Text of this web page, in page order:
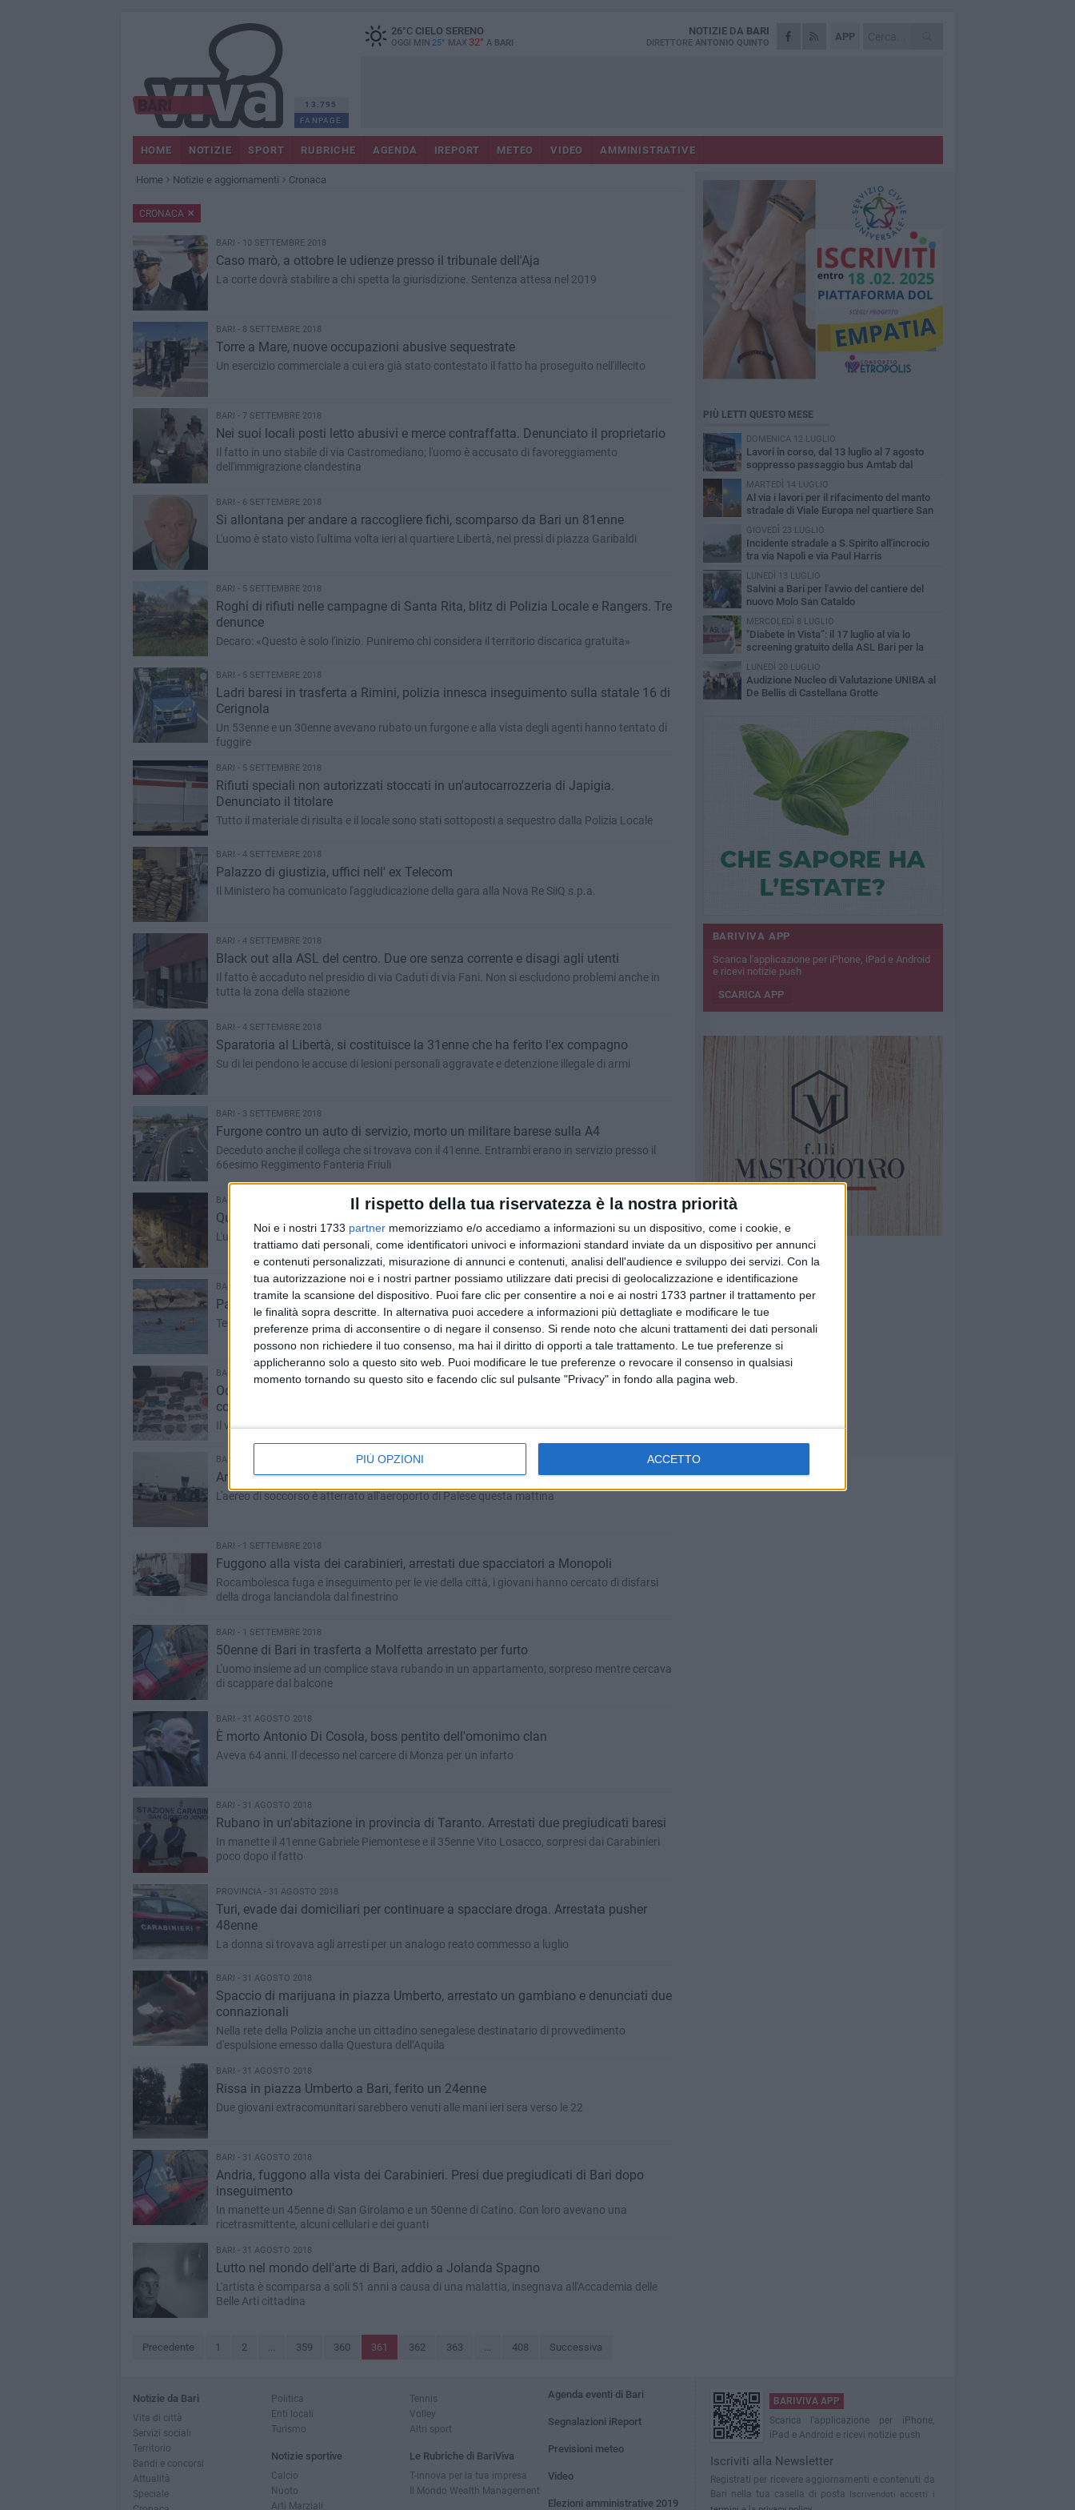
Il rispetto della tua riservatezza è la nostra priorità
Noi e i nostri 1733 partner memorizziamo e/o accediamo a informazioni su un dispositivo, come i cookie, e
trattiamo dati personali, come identificatori univoci e informazioni standard inviate da un dispositivo per annunci
e contenuti personalizzati, misurazione di annunci e contenuti, analisi dell'audience e sviluppo dei servizi. Con la
tua autorizzazione noi e i nostri partner possiamo utilizzare dati precisi di geolocalizzazione e identificazione
tramite la scansione del dispositivo. Puoi fare clic per consentire a noi e ai nostri 1733 partner il trattamento per
le finalità sopra descritte. In alternativa puoi accedere a informazioni più dettagliate e modificare le tue
preferenze prima di acconsentire o di negare il consenso. Si rende noto che alcuni trattamenti dei dati personali
possono non richiedere il tuo consenso, ma hai il diritto di opporti a tale trattamento. Le tue preferenze si
applicheranno solo a questo sito web. Puoi modificare le tue preferenze o revocare il consenso in qualsiasi
momento tornando su questo sito e facendo clic sul pulsante "Privacy" in fondo alla pagina web.
PIÙ OPZIONI ACCETTO
13.795
FANPAGE
26°CCIELO SERENO
OGGI MIN 25° MAX 32° A BARI
APP
NOTIZIE DA BARI
DIRETTORE ANTONIO QUINTO
HOME NOTIZIE SPORT RUBRICHE AGENDA IREPORT METEO VIDEO AMMINISTRATIVE
Home Notizie e aggiornamenti Cronaca
CRONACA
BARI - 10 SETTEMBRE 2018
Caso marò, a ottobre le udienze presso il tribunale dell'Aja
La corte dovrà stabilire a chi spetta la giurisdizione. Sentenza attesa nel 2019
BARI - 8 SETTEMBRE 2018
Torre a Mare, nuove occupazioni abusive sequestrate
Un esercizio commerciale a cui era già stato contestato il fatto ha proseguito nell'illecito
BARI - 7 SETTEMBRE 2018
Nei suoi locali posti letto abusivi e merce contraffatta. Denunciato il proprietario
Il fatto in uno stabile di via Castromediano; l'uomo è accusato di favoreggiamento
dell'immigrazione clandestina
BARI - 6 SETTEMBRE 2018
Si allontana per andare a raccogliere fichi, scomparso da Bari un 81enne
L'uomo è stato visto l'ultima volta ieri al quartiere Libertà, nei pressi di piazza Garibaldi
BARI - 5 SETTEMBRE 2018
Roghi di rifiuti nelle campagne di Santa Rita, blitz di Polizia Locale e Rangers. Tre
denunce
Decaro: «Questo è solo l'inizio. Puniremo chi considera il territorio discarica gratuita»
BARI - 5 SETTEMBRE 2018
Ladri baresi in trasferta a Rimini, polizia innesca inseguimento sulla statale 16 di
Cerignola
Un 53enne e un 30enne avevano rubato un furgone e alla vista degli agenti hanno tentato di
fuggire
BARI - 5 SETTEMBRE 2018
Rifiuti speciali non autorizzati stoccati in un'autocarrozzeria di Japigia.
Denunciato il titolare
Tutto il materiale di risulta e il locale sono stati sottoposti a sequestro dalla Polizia Locale
BARI - 4 SETTEMBRE 2018
Palazzo di giustizia, uffici nell' ex Telecom
Il Ministero ha comunicato l'aggiudicazione della gara alla Nova Re SiiQ s.p.a.
BARI - 4 SETTEMBRE 2018
Black out alla ASL del centro. Due ore senza corrente e disagi agli utenti
Il fatto è accaduto nel presidio di via Caduti di via Fani. Non si escludono problemi anche in
tutta la zona della stazione
BARI - 4 SETTEMBRE 2018
Sparatoria al Libertà, si costituisce la 31enne che ha ferito l'ex compagno
Su di lei pendono le accuse di lesioni personali aggravate e detenzione illegale di armi
BARI - 3 SETTEMBRE 2018
Furgone contro un auto di servizio, morto un militare barese sulla A4
Deceduto anche il collega che si trovava con il 41enne. Entrambi erano in servizio presso il
66esimo Reggimento Fanteria Friuli
BARI - 3 SETTEMBRE 2018
Quartiere Libertà, spara all'ex compagno che la perseguita
L'uomo era stato denunciato dalla donna diverse volte. Il ferimento è avvenuto in strada
BARI - 2 SETTEMBRE 2018
Pane e Pomodoro, turista salvata dagli «Angeli Pelosi»
Tempestivo l'intervento della Scuola Cani Salvataggio Nautico
BARI - 2 SETTEMBRE 2018
Occhiali da sole e borselli contraffatti. Scatta il sequestro della Polizia Locale in
corso Cavour
Il venditore si è dato alla fuga abbandonando la merce sul posto
BARI - 1 SETTEMBRE 2018
Arrivati a Bari i giovani di Trani coinvolti in un incidente a Corfù
L'aereo di soccorso è atterrato all'aeroporto di Palese questa mattina
BARI - 1 SETTEMBRE 2018
Fuggono alla vista dei carabinieri, arrestati due spacciatori a Monopoli
Rocambolesca fuga e inseguimento per le vie della città, i giovani hanno cercato di disfarsi
della droga lanciandola dal finestrino
BARI - 1 SETTEMBRE 2018
50enne di Bari in trasferta a Molfetta arrestato per furto
L'uomo insieme ad un complice stava rubando in un appartamento, sorpreso mentre cercava
di scappare dal balcone
BARI - 31 AGOSTO 2018
È morto Antonio Di Cosola, boss pentito dell'omonimo clan
Aveva 64 anni. Il decesso nel carcere di Monza per un infarto
BARI - 31 AGOSTO 2018
Rubano in un'abitazione in provincia di Taranto. Arrestati due pregiudicati baresi
In manette il 41enne Gabriele Piemontese e il 35enne Vito Losacco, sorpresi dai Carabinieri
poco dopo il fatto
PROVINCIA - 31 AGOSTO 2018
Turi, evade dai domiciliari per continuare a spacciare droga. Arrestata pusher
48enne
La donna si trovava agli arresti per un analogo reato commesso a luglio
BARI - 31 AGOSTO 2018
Spaccio di marijuana in piazza Umberto, arrestato un gambiano e denunciati due
connazionali
Nella rete della Polizia anche un cittadino senegalese destinatario di provvedimento
d'espulsione emesso dalla Questura dell’Aquila
BARI - 31 AGOSTO 2018
Rissa in piazza Umberto a Bari, ferito un 24enne
Due giovani extracomunitari sarebbero venuti alle mani ieri sera verso le 22
BARI - 31 AGOSTO 2018
Andria, fuggono alla vista dei Carabinieri. Presi due pregiudicati di Bari dopo
inseguimento
In manette un 45enne di San Girolamo e un 50enne di Catino. Con loro avevano una
ricetrasmittente, alcuni cellulari e dei guanti
BARI - 31 AGOSTO 2018
Lutto nel mondo dell'arte di Bari, addio a Jolanda Spagno
L'artista è scomparsa a soli 51 anni a causa di una malattia, insegnava all'Accademia delle
Belle Arti cittadina
Precedente 1 2 ... 359 360 361 362 363 ... 408 Successiva
PIÙ LETTI QUESTO MESE
DOMENICA 12 LUGLIO
Lavori in corso, dal 13 luglio al 7 agosto
soppresso passaggio bus Amtab dal
cimitero di S.Spirito
MARTEDÌ 14 LUGLIO
A​l via i lavori per il rifacimento del manto
stradale di Viale Europa nel quartiere San
GIOVEDÌ 23 LUGLIO
Incidente stradale a S.Spirito all'incrocio
tra via Napoli e via Paul Harris
LUNEDÌ 13 LUGLIO
Salvini a Bari per l'avvio del cantiere del
nuovo Molo San Cataldo
MERCOLEDÌ 8 LUGLIO
"Diabete in Vista”: il 17 luglio al via lo
screening gratuito della ASL Bari per la
retinopatia diabetica
LUNEDÌ 20 LUGLIO
Audizione Nucleo di Valutazione UNIBA al
De Bellis di Castellana Grotte
BARIVIVA APP
Scarica l'applicazione per iPhone, iPad e Android
e ricevi notizie push
SCARICA APP
Notizie da Bari
Vita di città
Servizi sociali
Territorio
Bandi e concorsi
Attualità
Speciale
Politica
Enti locali
Turismo
Notizie sportive
Calcio
Nuoto
Arti Marziali
Tennis
Volley
Altri sport
Le Rubriche di BariViva
T-innova per la tua impresa
Il Mondo Wealth Management
Agenda eventi di Bari
Segnalazioni iReport
Previsioni meteo
Video
Elezioni amministrative 2019
BARIVIVA APP
Scarica l'applicazione per iPhone,
iPad e Android e ricevi notizie push
Iscriviti alla Newsletter
Registrati per ricevere aggiornamenti e contenuti da
Bari nella tua casella di posta Iscrivendoti accetti i